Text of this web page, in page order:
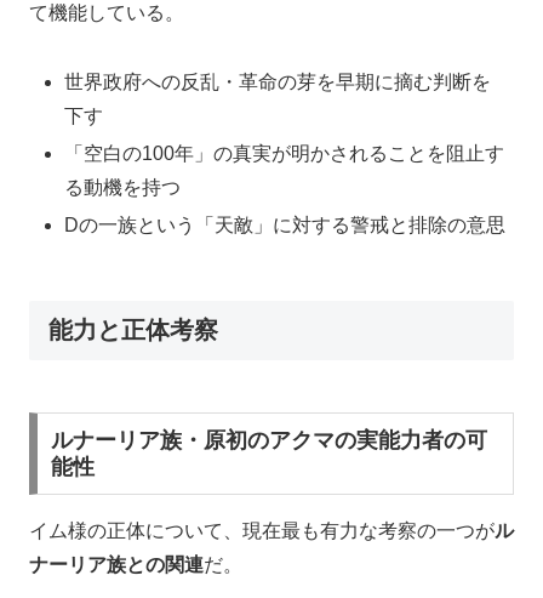
て機能している。
世界政府への反乱・革命の芽を早期に摘む判断を
下す
「空白の100年」の真実が明かされることを阻止す
る動機を持つ
Dの一族という「天敵」に対する警戒と排除の意思
能力と正体考察
ルナーリア族・原初のアクマの実能力者の可
能性
イム様の正体について、現在最も有力な考察の一つがル
ナーリア族との関連だ。